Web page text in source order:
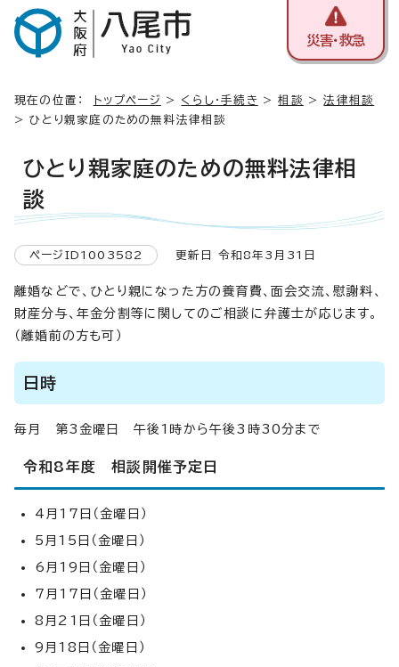
災害・救急
現在の位置： トップページ > くらし・手続き >相談 >法律相談
> ひとり親家庭のための無料法律相談
ひとり親家庭のための無料法律相
談
ページID1003582 更新日 令和8年3月31日
離婚などで、ひとり親になった方の養育費、面会交流、慰謝料、
財産分与、年金分割等に関してのご相談に弁護士が応じます。
（離婚前の方も可）
日時
毎月 第3金曜日 午後1時から午後3時30分まで
令和8年度 相談開催予定日
4月17日（金曜日）
5月15日（金曜日）
6月19日（金曜日）
7月17日（金曜日）
8月21日（金曜日）
9月18日（金曜日）